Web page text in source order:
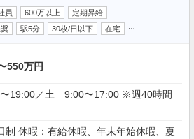
員 600万以上
定期昇給
駅5分 30枚/日以下 在宅
550万円
／土 9:00〜17:00 ※週40時間
制 休暇：有給休暇、年末年始休暇、夏